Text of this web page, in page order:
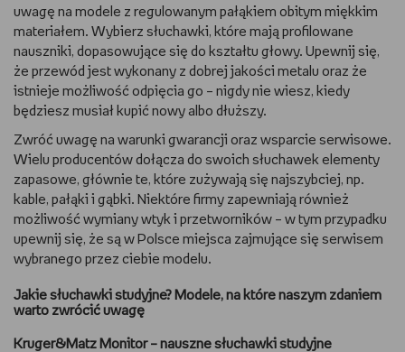
uwagę na modele z regulowanym pałąkiem obitym miękkim
materiałem. Wybierz słuchawki, które mają profilowane
nauszniki, dopasowujące się do kształtu głowy. Upewnij się,
że przewód jest wykonany z dobrej jakości metalu oraz że
istnieje możliwość odpięcia go – nigdy nie wiesz, kiedy
będziesz musiał kupić nowy albo dłuższy.
Zwróć uwagę na warunki gwarancji oraz wsparcie serwisowe.
Wielu producentów dołącza do swoich słuchawek elementy
zapasowe, głównie te, które zużywają się najszybciej, np.
kable, pałąki i gąbki. Niektóre firmy zapewniają również
możliwość wymiany wtyk i przetworników – w tym przypadku
upewnij się, że są w Polsce miejsca zajmujące się serwisem
wybranego przez ciebie modelu.
Jakie słuchawki studyjne? Modele, na które naszym zdaniem
warto zwrócić uwagę
Kruger&Matz Monitor – nauszne słuchawki studyjne